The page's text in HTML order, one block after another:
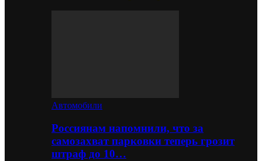
Автомобили
Россиянам напомнили, что за
самозахват парковки теперь грозит
штраф до 10…